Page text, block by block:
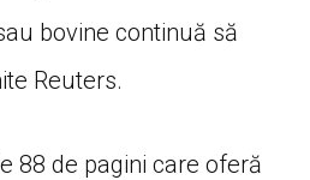
bovine continuă să
Reuters.
88 de pagini care oferă